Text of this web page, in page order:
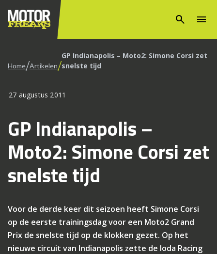
search menu
Home/Artikelen/GP Indianapolis – Moto2: Simone Corsi zet
snelste tijd
27 augustus 2011
GP Indianapolis –
Moto2: Simone Corsi zet
snelste tijd
Voor de derde keer dit seizoen heeft Simone Corsi
op de eerste trainingsdag voor een Moto2 Grand
Prix de snelste tijd op de klokken gezet. Op het
nieuwe circuit van Indianapolis zette de Ioda Racing